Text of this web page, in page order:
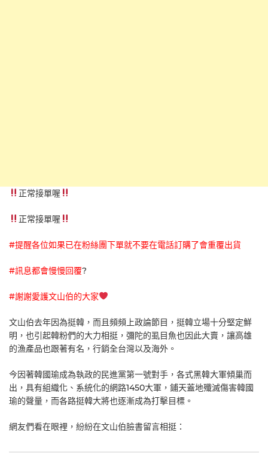
正常接單喔
正常接單喔
#提醒各位如果已在粉絲團下單就不要在電話訂購了會重覆出貨
#訊息都會慢慢回覆?
#謝謝愛護文山伯的大家
文山伯去年因為挺韓，而且頻頻上政論節目，挺韓立場十分堅定鮮
明，也引起韓粉們的大力相挺，彌陀的虱目魚也因此大賣，讓高雄
的漁產品也跟著有名，行銷全台灣以及海外。
今因著韓國瑜成為執政的民進黨第一號對手，各式黑韓大軍傾巢而
出，具有組織化、系統化的網路1450大軍，鋪天蓋地殲滅傷害韓國
瑜的聲量，而各路挺韓大將也逐漸成為打擊目標。
網友們看在眼裡，紛紛在文山伯臉書留言相挺：